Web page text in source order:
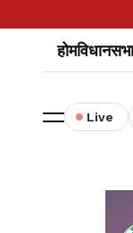
होम
Live